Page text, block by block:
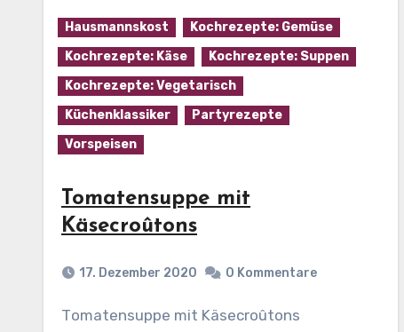
Hausmannskost
Kochrezepte: Gemüse
Kochrezepte: Käse
Kochrezepte: Suppen
Kochrezepte: Vegetarisch
Küchenklassiker
Partyrezepte
Vorspeisen
Tomatensuppe mit
Käsecroûtons
17. Dezember 2020 0 Kommentare
Tomatensuppe mit Käsecroûtons